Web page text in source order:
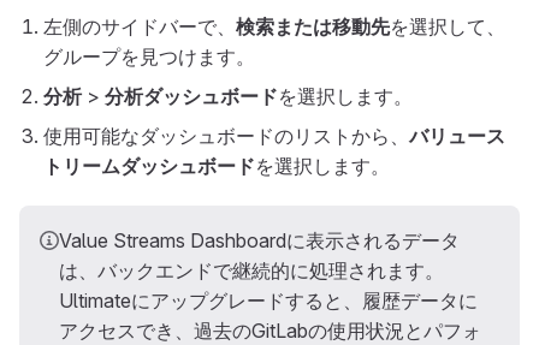
左側のサイドバーで、 検索または移動先を選択して、
グループを見つけます。
分析> 分析ダッシュボードを選択します。
使用可能なダッシュボードのリストから、バリュース
トリームダッシュボードを選択します。
Value Streams Dashboardに表示されるデータ
は、バックエンドで継続的に処理されます。
Ultimateにアップグレードすると、履歴データに
アクセスでき、過去のGitLabの使用状況とパフォ